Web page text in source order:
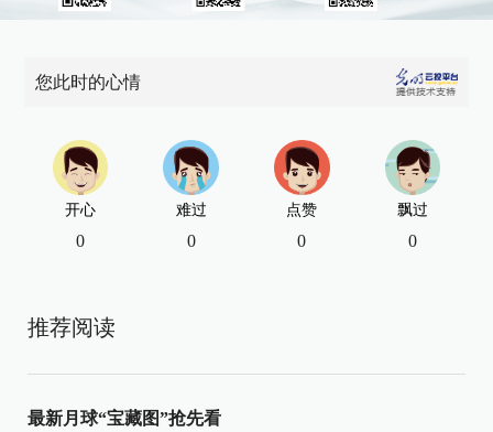
您此时的心情
开心
0
难过
0
点赞
0
飘过
0
推荐阅读
最新月球“宝藏图”抢先看